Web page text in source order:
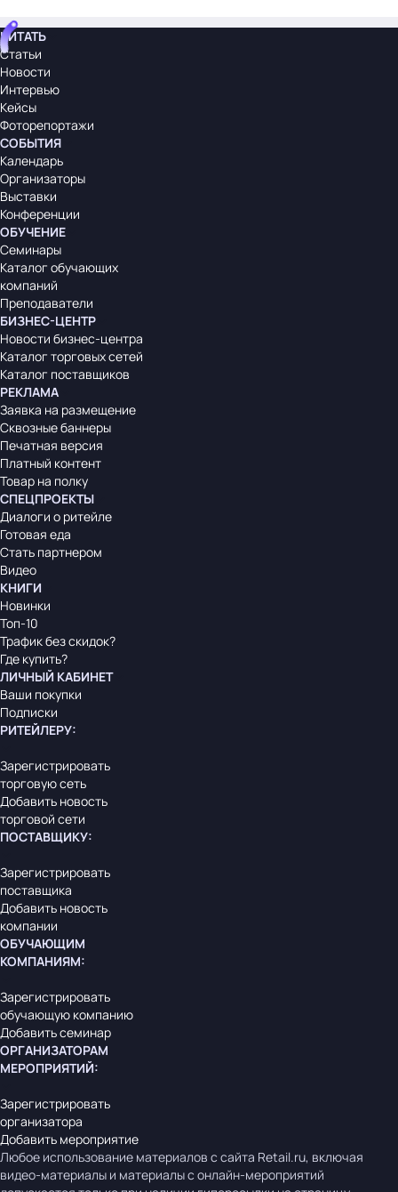
ЧИТАТЬ
Статьи
Новости
Интервью
Кейсы
Фоторепортажи
СОБЫТИЯ
Календарь
Организаторы
Выставки
Конференции
ОБУЧЕНИЕ
Семинары
Каталог обучающих
компаний
Преподаватели
БИЗНЕС-ЦЕНТР
Новости бизнес-центра
Каталог торговых сетей
Каталог поставщиков
РЕКЛАМА
Заявка на размещение
Сквозные баннеры
Печатная версия
Платный контент
Товар на полку
СПЕЦПРОЕКТЫ
Диалоги о ритейле
Готовая еда
Стать партнером
Видео
КНИГИ
Новинки
Топ-10
Трафик без скидок?
Где купить?
ЛИЧНЫЙ КАБИНЕТ
Ваши покупки
Подписки
РИТЕЙЛЕРУ:
Зарегистрировать
торговую сеть
Добавить новость
торговой сети
ПОСТАВЩИКУ:
Зарегистрировать
поставщика
Добавить новость
компании
ОБУЧАЮЩИМ
КОМПАНИЯМ:
Зарегистрировать
обучающую компанию
Добавить семинар
ОРГАНИЗАТОРАМ
МЕРОПРИЯТИЙ:
Зарегистрировать
организатора
Добавить мероприятие
Любое использование материалов с сайта Retail.ru, включая
видео-материалы и материалы с онлайн-мероприятий